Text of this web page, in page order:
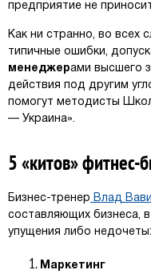
предприятие не
Как ни странно, во всех
типичные ошибки,
менеджерами высшего
действия под другим
помогут методисты
— Украина».
5 «китов» фитнес-
Бизнес-тренер Влад
составляющих бизнеса,
упущения либо недочеты:
Маркетинг